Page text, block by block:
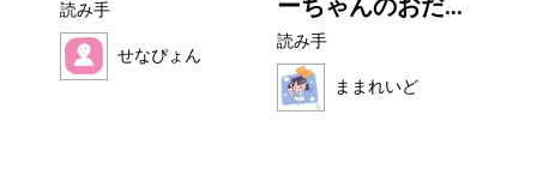
読み手
せなぴょん
ーちゃんのおだ...
読み手
ままれいど